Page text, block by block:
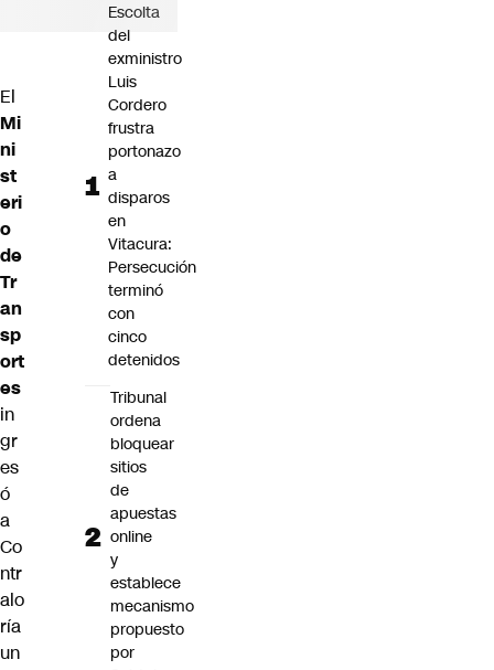
El
Mi
ni
st
eri
o
de
Tr
an
sp
ort
es
in
gr
es
ó
a
Co
ntr
alo
ría
un
Escolta
del
exministro
Luis
Cordero
frustra
portonazo
a
disparos
en
Vitacura:
Persecución
terminó
con
cinco
detenidos
Tribunal
ordena
bloquear
sitios
de
apuestas
online
y
establece
mecanismo
propuesto
por